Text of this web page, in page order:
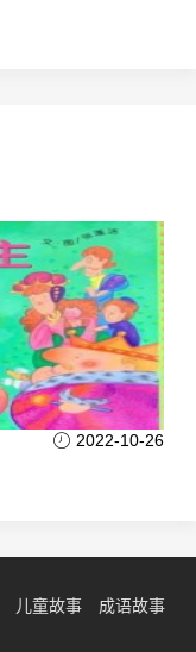
2022-10-26
儿童故事
成语故事